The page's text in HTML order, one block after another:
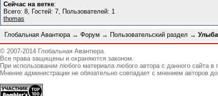
Сейчас на ветке:
Всего: 8, Гостей: 7, Пользователей: 1
thomas
Глобальная Авантюра→ Форум → Пользовательский раздел →
© 2007-2014 Глобальная Авантюра.
Все права защищены и охраняются законом.
При использовании любого материала любого автора с данного сайта
Мнение администрации не обязательно совпадает с мнением авторов